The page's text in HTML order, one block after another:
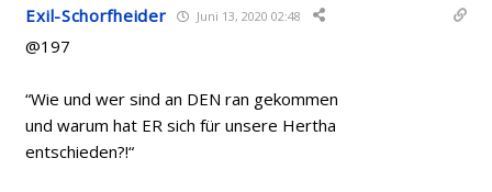
Exil-Schorfheider Juni 13, 2020 02:48
@197
“Wie und wer sind an DEN ran gekommen
und warum hat ER sich für unsere Hertha
entschieden?!“